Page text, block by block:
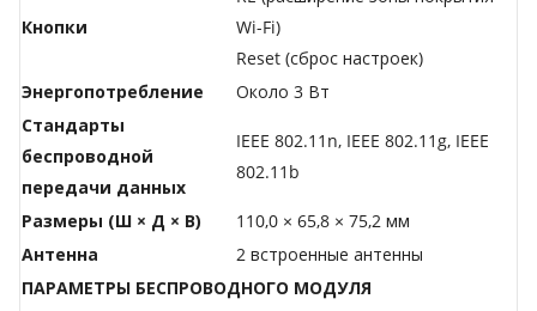
Кнопки
Wi-Fi)
Reset (сброс настроек)
Энергопотребление
Около 3 Вт
Стандарты
беспроводной
передачи данных
IEEE 802.11n, IEEE 802.11g, IEEE
802.11b
Размеры (Ш × Д × В)
110,0 × 65,8 × 75,2 мм
Антенна
2 встроенные антенны
ПАРАМЕТРЫ БЕСПРОВОДНОГО МОДУЛЯ